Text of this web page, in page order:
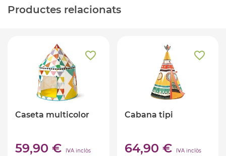
Productes relacionats
Caseta multicolor
59,90 € IVA inclòs
Cabana tipi
64,90 € IVA inclòs